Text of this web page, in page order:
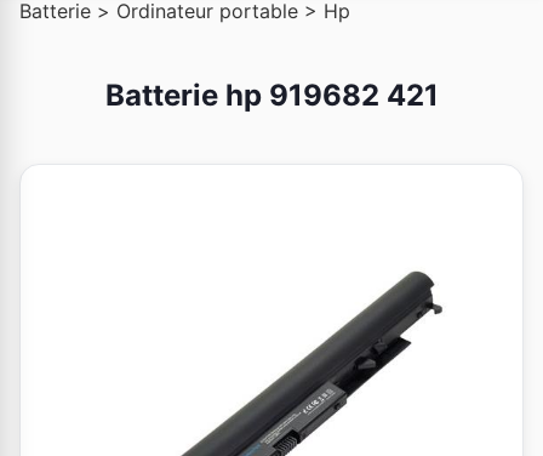
Batterie > Ordinateur portable > Hp
Batterie hp 919682 421